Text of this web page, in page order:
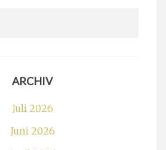
ARCHIV
Juli 2026
Juni 2026